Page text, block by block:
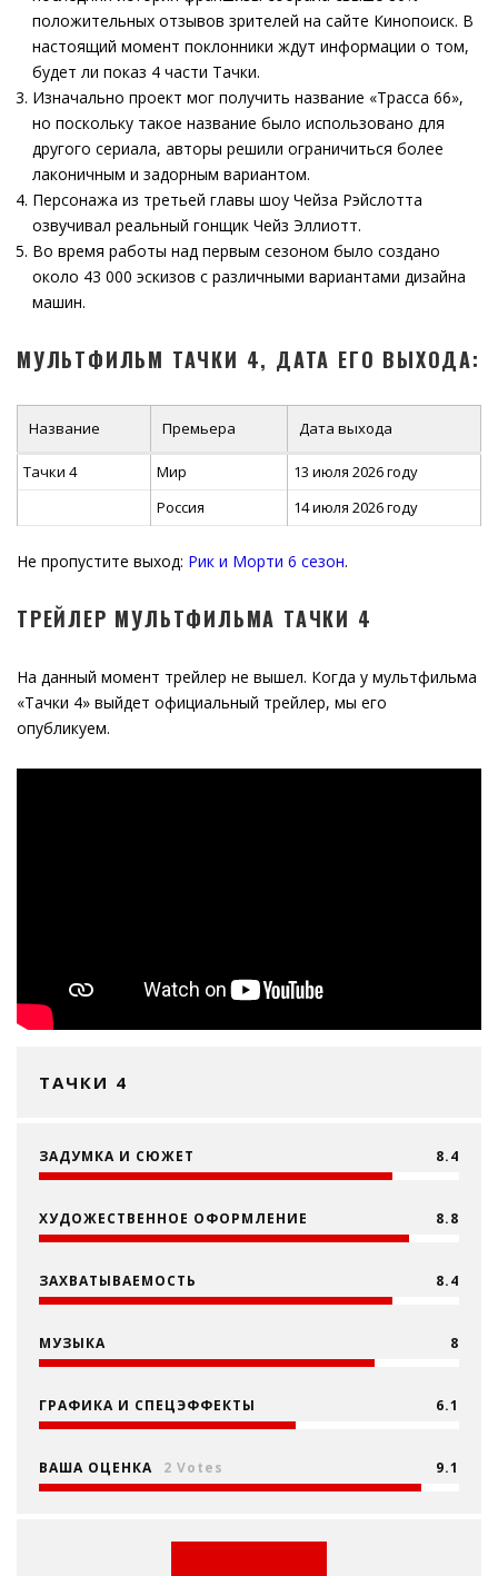
положительных отзывов зрителей на сайте Кинопоиск. В
настоящий момент поклонники ждут информации о том,
будет ли показ 4 части Тачки.
Изначально проект мог получить название «Трасса 66»,
но поскольку такое название было использовано для
другого сериала, авторы решили ограничиться более
лаконичным и задорным вариантом.
Персонажа из третьей главы шоу Чейза Рэйслотта
озвучивал реальный гонщик Чейз Эллиотт.
Во время работы над первым сезоном было создано
около 43 000 эскизов с различными вариантами дизайна
машин.
МУЛЬТФИЛЬМ ТАЧКИ 4, ДАТА ЕГО ВЫХОДА:
Название Премьера Дата выхода
Тачки 4 Мир
13 июля 2026 году
Россия
14 июля 2026 году
Не пропустите выход: Рик и Морти 6 сезон.
ТРЕЙЛЕР МУЛЬТФИЛЬМА ТАЧКИ 4
На данный момент трейлер не вышел. Когда у мультфильма
«Тачки 4» выйдет официальный трейлер, мы его
опубликуем.
ТАЧКИ 4
ЗАДУМКА И СЮЖЕТ 8.4
ХУДОЖЕСТВЕННОЕ ОФОРМЛЕНИЕ 8.8
ЗАХВАТЫВАЕМОСТЬ 8.4
МУЗЫКА 8
ГРАФИКА И СПЕЦЭФФЕКТЫ 6.1
ВАША ОЦЕНКА 2 Votes 9.1